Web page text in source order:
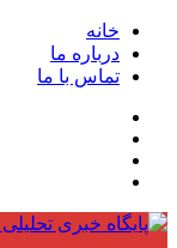
خانه
درباره ما
تماس با ما